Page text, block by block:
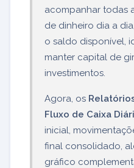
acompanhar todas
de dinheiro dia a
o saldo disponível,
manter capital de
investimentos.
Agora, os
Fluxo de Caixa
inicial,
final consolidado,
gráfico